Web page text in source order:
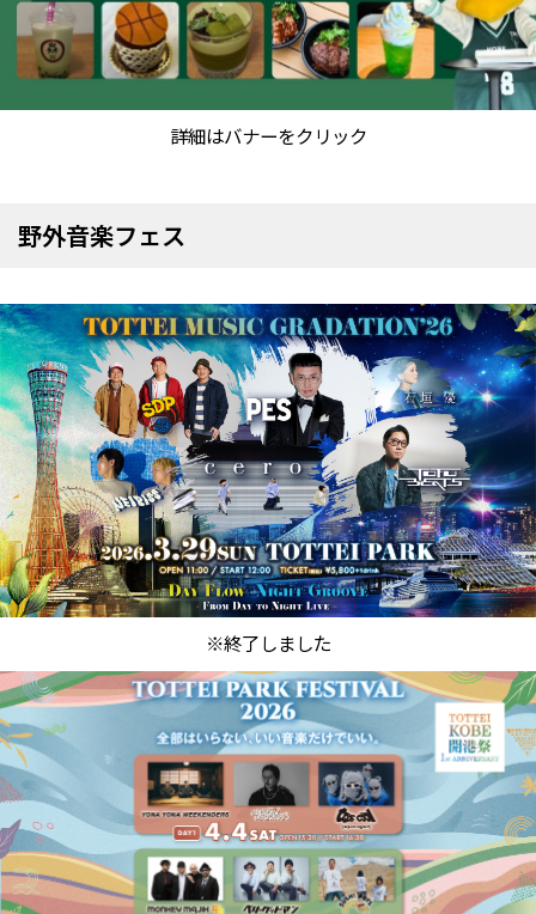
詳細はバナーをクリック
野外音楽フェス
※終了しました